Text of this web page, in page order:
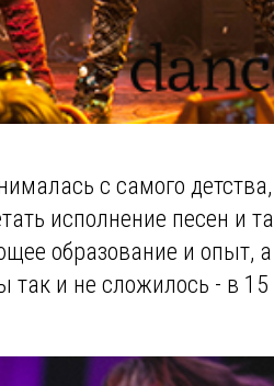
с самого
исполнение песен и
образование и опыт,
так и не сложилось - в 15